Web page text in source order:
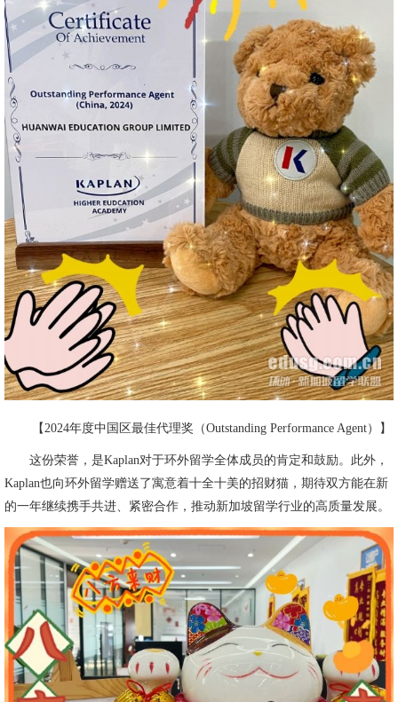
【2024年度中国区最佳代理奖（Outstanding Performance Agent）】
这份荣誉，是Kaplan对于环外留学全体成员的肯定和鼓励。此外，
Kaplan也向环外留学赠送了寓意着十全十美的招财猫，期待双方能在新
的一年继续携手共进、紧密合作，推动新加坡留学行业的高质量发展。